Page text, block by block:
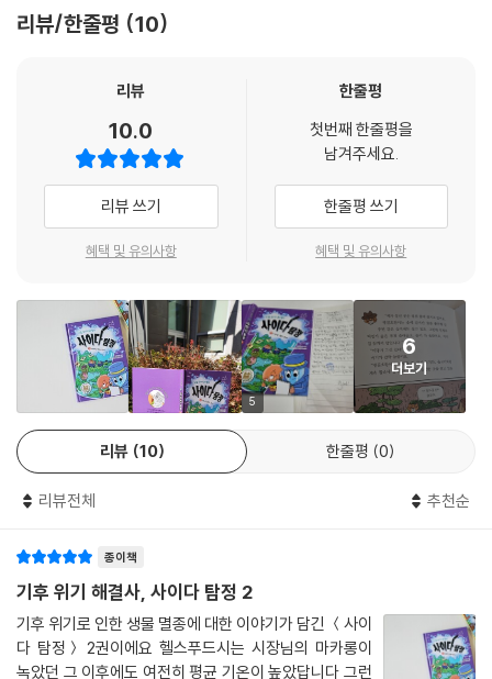
지 않은 생물까지 포함하여 지구상에는 약 1,500만 종에 이르는 생물이 존
험에 놓여 있는 것이다. 생물종의 생존을 위협하는 기후 위기를 어떻게 하
어린이 눈높이에서 바라보는 기후 위기 이야기
과학과 수학 분야 전문 출판사 와이즈만북스에서는 현재와 미래의 가장 핫
으로 《기후 위기 해결사, 사이다 탐정 2: 사라진 판다 의사》를 출간했다. 2
권은 ‘생물 멸종’을 주제로 한다. 사이다 탐정과 조수 버거, 발명가 봉이가
헬스푸드시에 사는 인물들의 의뢰를 해결해 주며, 기후 위기 문제를 과학
적으로 접근한다. 그리고 기후 위기를 해결하기 위한 방법을 고민하고 실
천하는 모습을 통해 어린이들이 기후와 환경에 대해 생각하고, 친환경 마
인드를 가질 수 있도록 하였다.
제로 하여 5권으로 기획되었다. 우리가 살아가는 방식과 기후는 밀접하게
들에게 자연과 더불어 살아가는 방법을 알려 주고자 한다. 어린이들의 작
은 실천이 지구를 살리고, 더 좋은 세상을 만들 수 있다는 희망의 메시지를
담고 있다.
리뷰/한줄평 10
리뷰
10.0
리뷰 쓰기
혜택 및 유의사항
한줄평
첫번째 한줄평을
남겨주세요.
한줄평 쓰기
혜택 및 유의사항
5
6
더보기
리뷰 10 한줄평 0
리뷰전체 추천순
종이책
기후 위기 해결사, 사이다 탐정 2
기후 위기로 인한 생물 멸종에 대한 이야기가 담긴 ＜사이
다 탐정＞ 2권이에요 헬스푸드시는 시장님의 마카롱이
녹았던 그 이후에도 여전히 평균 기온이 높았답니다 그런